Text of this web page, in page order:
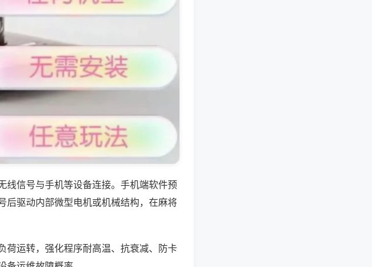
线信号与手机等设备连接。手机端软件预
后驱动内部微型电机或机械结构，在麻将
荷运转，强化程序耐高温、抗衰减、防卡